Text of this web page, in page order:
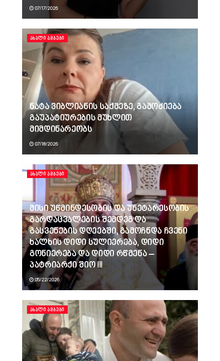
07/17/2026
ᲐᲮᲐᲚᲘ ᲐᲛᲑᲔᲑᲘ
ნატა ვიბლიანის საქმეზე, გამოძიება
გაუპატიურების მუხლით
მიმდინარეობს
07/18/2026
ᲐᲮᲐᲚᲘ ᲐᲛᲑᲔᲑᲘ
მისი უწმინდესობის და უნეტარესობის
გარდაცვალების შემდეგ და
გასვენების დღეებში, გამოჩნდა ჩვენი
ხალხის დიდი სულიერება, დიდი
გონიერება და დიდი რწმენა –
პატრიარქი შიო III
05/22/2026
ᲐᲮᲐᲚᲘ ᲐᲛᲑᲔᲑᲘ